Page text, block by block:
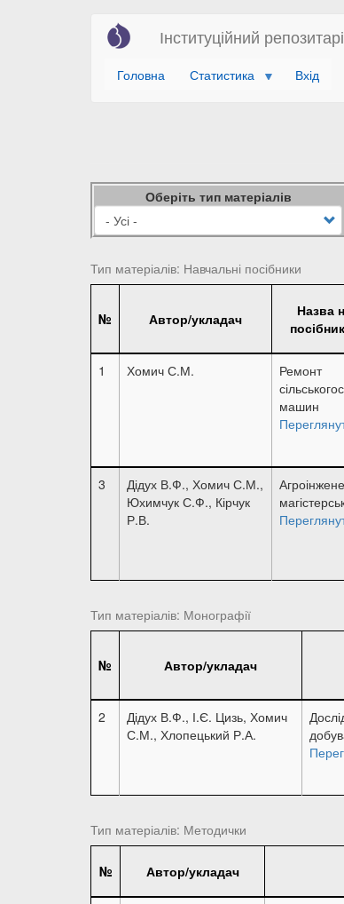
Інституційний
Головна Статистика Вхід
Оберіть тип матеріалів
Тип матеріалів: Навчальні посібники
№ Автор/укладач
Назва
1 Хомич С.М.
Ремонт
машин
3
Дідух В.Ф., Хомич С.М.,
Юхимчук С.Ф., Кірчук
Р.В.
Тип матеріалів: Монографії
№ Автор/укладач
2
Дідух В.Ф., І.Є. Цизь, Хомич
С.М., Хлопецький Р.А.
Тип матеріалів: Методички
№ Автор/укладач